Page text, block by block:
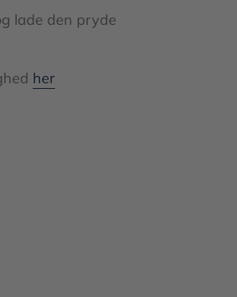
lade den pryde
her